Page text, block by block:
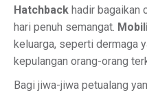
Hatchback hadir bagaikan
hari penuh semangat.
keluarga, seperti dermaga
kepulangan orang-orang
Bagi jiwa-jiwa petualang